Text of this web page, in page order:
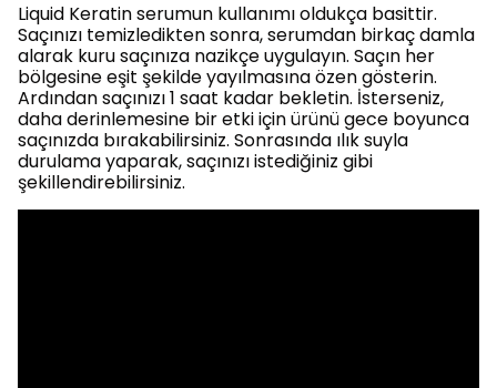
Liquid Keratin serumun kullanımı oldukça basittir.
Saçınızı temizledikten sonra, serumdan birkaç damla
alarak kuru saçınıza nazikçe uygulayın. Saçın her
bölgesine eşit şekilde yayılmasına özen gösterin.
Ardından saçınızı 1 saat kadar bekletin. İsterseniz,
daha derinlemesine bir etki için ürünü gece boyunca
saçınızda bırakabilirsiniz. Sonrasında ılık suyla
durulama yaparak, saçınızı istediğiniz gibi
şekillendirebilirsiniz.